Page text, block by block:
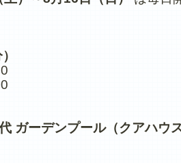
ガーデンプール（クアハウ